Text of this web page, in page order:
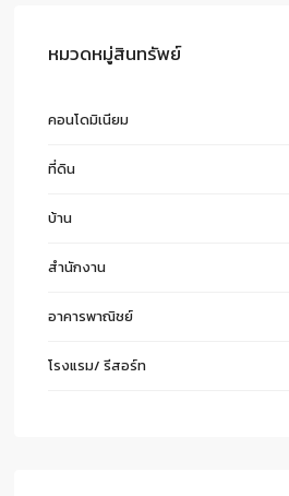
หมวดหมู่สินทรัพย์
คอนโดมิเนียม
ที่ดิน
บ้าน
สำนักงาน
อาคารพาณิชย์
โรงแรม/ รีสอร์ท